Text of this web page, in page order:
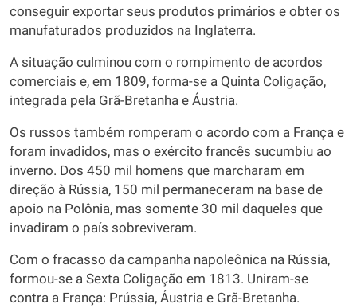
conseguir exportar seus produtos primários e obter os
manufaturados produzidos na Inglaterra.
A situação culminou com o rompimento de acordos
comerciais e, em 1809, forma-se a Quinta Coligação,
integrada pela Grã-Bretanha e Áustria.
Os russos também romperam o acordo com a França e
foram invadidos, mas o exército francês sucumbiu ao
inverno. Dos 450 mil homens que marcharam em
direção à Rússia, 150 mil permaneceram na base de
apoio na Polônia, mas somente 30 mil daqueles que
invadiram o país sobreviveram.
Com o fracasso da campanha napoleônica na Rússia,
formou-se a Sexta Coligação em 1813. Uniram-se
contra a França: Prússia, Áustria e Grã-Bretanha.